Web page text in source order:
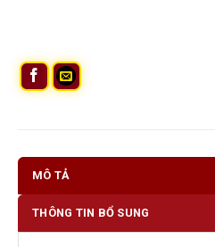
MÔ TẢ
THÔNG TIN BỔ SUNG